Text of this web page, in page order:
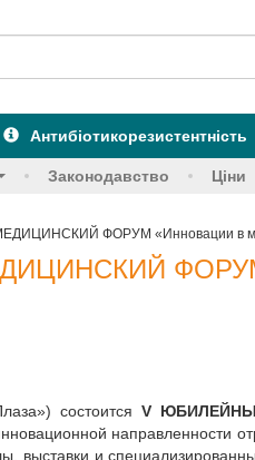
Антибіотикорезистентність
Законодавство Ціни
ФОРУМ «Инновации в
ФОРУМ
состоитсяV
направленности
выставки и